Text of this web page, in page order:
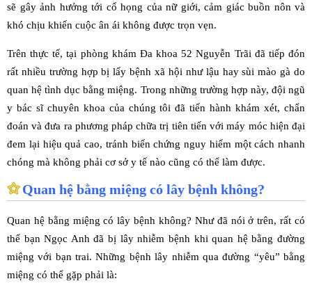
sẽ gây ảnh hưởng tới cổ họng của nữ giới, cảm giác buồn nôn và
khó chịu khiến cuộc ân ái không được trọn vẹn.
Trên thực tế, tại phòng khám Đa khoa 52 Nguyễn Trãi đã tiếp đón
rất nhiều trường hợp bị lấy bệnh xã hội như lậu hay sùi mào gà do
quan hệ tình dục bằng miệng. Trong những trường hợp này, đội ngũ
y bác sĩ chuyên khoa của chúng tôi đã tiến hành khám xét, chẩn
đoán và đưa ra phương pháp chữa trị tiên tiến với máy móc hiện đại
đem lại hiệu quả cao, tránh biến chứng nguy hiểm một cách nhanh
chóng mà không phải cơ sở y tế nào cũng có thể làm được.
Quan hệ bằng miệng có lây bệnh không?
Quan hệ bằng miệng có lây bệnh không? Như đã nói ở trên, rất có
thể bạn Ngọc Anh đã bị lây nhiễm bệnh khi quan hệ bằng đường
miệng với bạn trai. Những bệnh lây nhiễm qua đường “yêu” bằng
miệng có thể gặp phải là: